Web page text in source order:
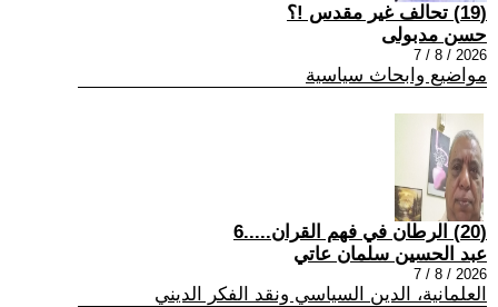
(19) تحالف غير مقدس !؟
حسن مدبولى
2026 / 8 / 7
مواضيع وابحاث سياسية
(20) الرطان في فهم القران.....6
عبد الحسين سلمان عاتي
2026 / 8 / 7
العلمانية، الدين السياسي ونقد الفكر الديني